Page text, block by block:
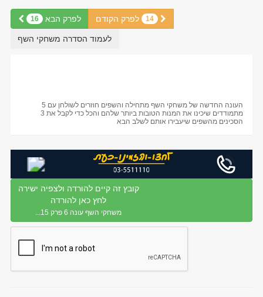
לפרק הבא 16 14 לפרק הקודם
לעמוד הסדרה משחקי השף
העונה החדשה של משחקי השף מתחילה והשפים חוזרים לשולחן עם 5
מתמודדים שיכינו את המנות הטובות ביותר שלהם והכל כדי לקבל את 3
הסכינים מהשפים שיעבירו אותם לשלב הבא
קובץ זה קיים להורדה ולצפיה ישירה
לחץ כאן להורדה
משחקי השף עונה 6 פרק 15...